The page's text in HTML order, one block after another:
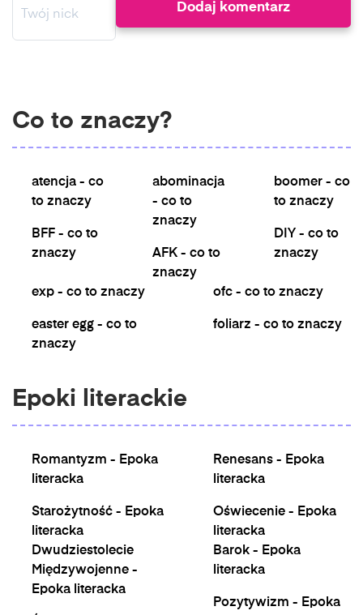
Co to znaczy?
atencja - co
to znaczy
BFF - co to
znaczy
abominacja
- co to
znaczy
AFK - co to
znaczy
boomer - co
to znaczy
DIY - co to
znaczy
exp - co to znaczy
easter egg - co to
znaczy
ofc - co to znaczy
foliarz - co to znaczy
Epoki literackie
Romantyzm - Epoka
literacka
Starożytność - Epoka
literacka
Renesans - Epoka
literacka
Oświecenie - Epoka
literacka
Dwudziestolecie
Międzywojenne -
Epoka literacka
Barok - Epoka
literacka
Pozytywizm - Epoka